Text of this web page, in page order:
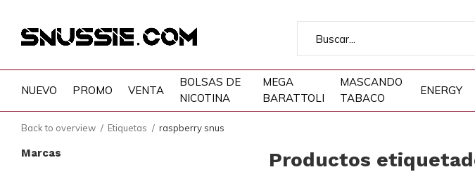
NUEVO PROMO VENTA
BOLSAS DE
NICOTINA
MEGA
BARATTOLI
MASCANDO
TABACO
ENERGY
Back to overview Etiquetas raspberry snus
Marcas Productos